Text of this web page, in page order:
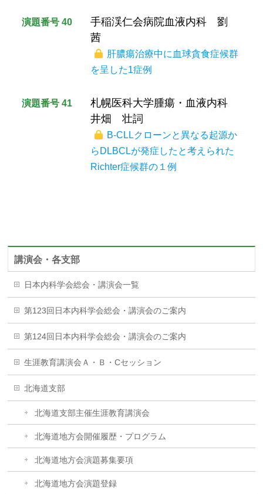
演題番号 40
手稲渓仁会病院血液内科 劉
茜
肝膿瘍治療中に血球貪食症候群
を呈した1症例
演題番号 41
札幌医科大学腫瘍・血液内科
井畑 壮詞
B-CLLクローンと異なる起源か
らDLBCLが発症したと考えられた
Richter症候群の１例
講演会・各支部
日本内科学会総会・講演会一覧
第123回日本内科学会総会・講演会のご案内
第124回日本内科学会総会・講演会のご案内
生涯教育講演会Ａ・Ｂ・Cセッション
北海道支部
北海道支部主催生涯教育講演会
北海道地方会開催履歴・プログラム
北海道地方会演題募集要項
北海道地方会演題登録